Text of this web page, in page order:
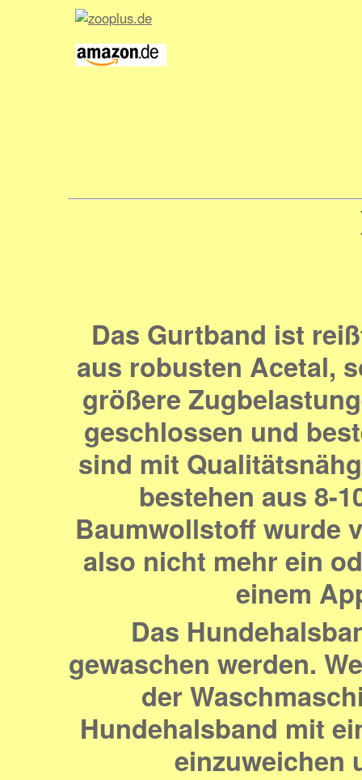
Das Gurtband ist
aus robusten Acetal,
größere
geschlossen und
sind mit
bestehen aus 8-
Baumwollstoff wurde
also nicht mehr ein
einem
Das
gewaschen werden.
der
Hundehalsband mit
einzuweichen